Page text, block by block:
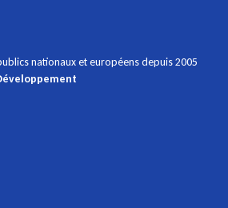
nationaux et européens depuis 2005